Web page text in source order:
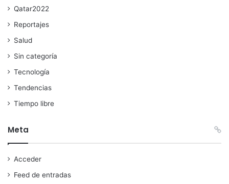
Qatar2022
Reportajes
Salud
Sin categoría
Tecnología
Tendencias
Tiempo libre
Meta
Acceder
Feed de entradas